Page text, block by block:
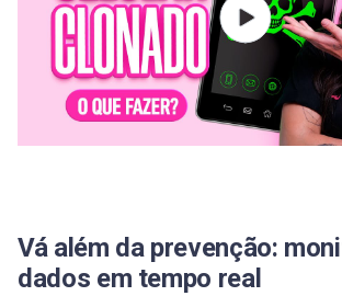
Vá além da prevenção:
dados em tempo real